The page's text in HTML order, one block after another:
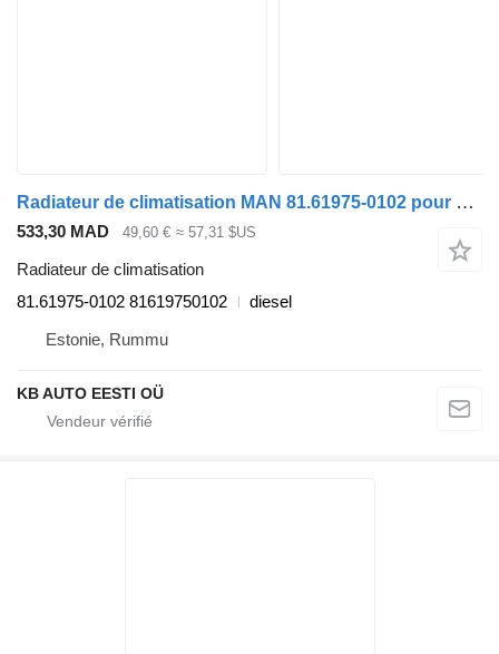
Radiateur de climatisation MAN 81.61975-0102 pour camion MAN TGA
533,30 MAD 49,60 € ≈ 57,31 $US
Radiateur de climatisation
81.61975-0102 81619750102
diesel
Estonie, Rummu
KB AUTO EESTI OÜ